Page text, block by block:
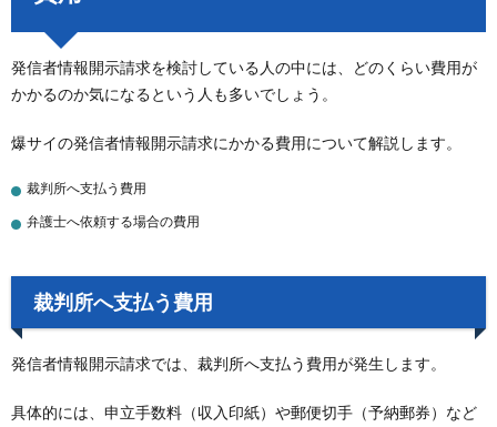
発信者情報開示請求を検討している人の中には、どのくらい費用が
かかるのか気になるという人も多いでしょう。
爆サイの発信者情報開示請求にかかる費用について解説します。
裁判所へ支払う費用
弁護士へ依頼する場合の費用
裁判所へ支払う費用
発信者情報開示請求では、裁判所へ支払う費用が発生します。
具体的には、申立手数料（収入印紙）や郵便切手（予納郵券）など